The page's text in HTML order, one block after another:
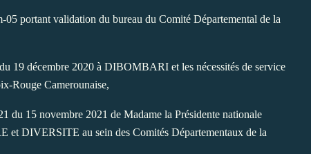
portant validation du bureau du Comité Départemental de la
19 décembre 2020 à DIBOMBARI et les nécessités de service
Rouge Camerounaise,
15 novembre 2021 de Madame la Présidente nationale
et DIVERSITE au sein des Comités Départementaux de la